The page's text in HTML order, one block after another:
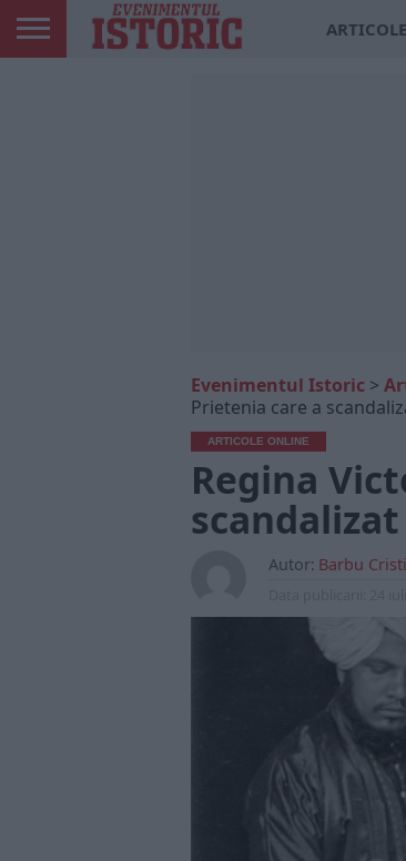
Evenimentul Istoric >
Prietenia care a
ARTICOLE ONLINE
Regina
Autor: Barbu